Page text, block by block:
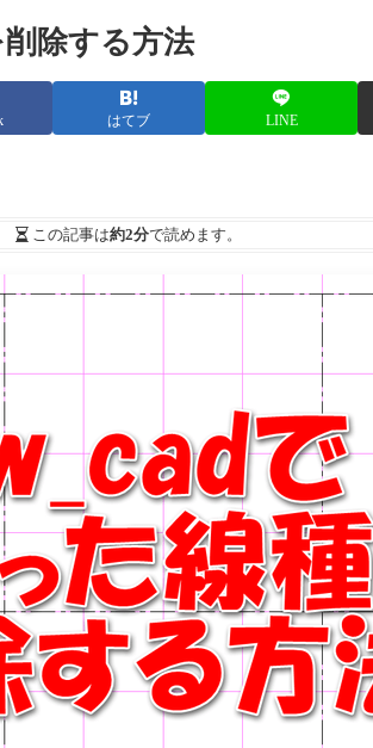
除する方法
はてブ LINE
この記事は約2分で読めます。